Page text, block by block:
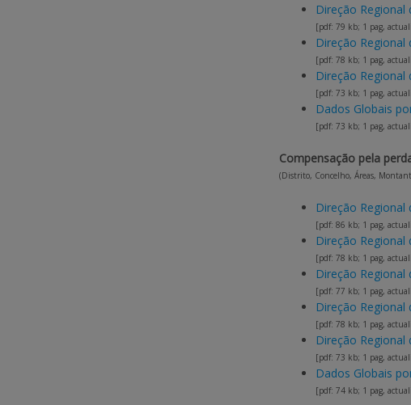
Direção Regional
[pdf: 79 kb; 1 pag,
Direção Regional
[pdf: 78 kb; 1 pag,
Direção Regional
[pdf: 73 kb; 1 pag,
Dados Globais
[pdf: 73 kb; 1 pag,
Compensação pela
(Distrito, Concelho, Áreas,
Direção
[pdf: 86 kb; 1 pag,
Direção Regional
[pdf: 78 kb; 1 pag,
Direção Regional
[pdf: 77 kb; 1 pag,
Direção Regional
[pdf: 78 kb; 1 pag,
Direção Regional
[pdf: 73 kb; 1 pag,
Dados Globais
[pdf: 74 kb; 1 pag,